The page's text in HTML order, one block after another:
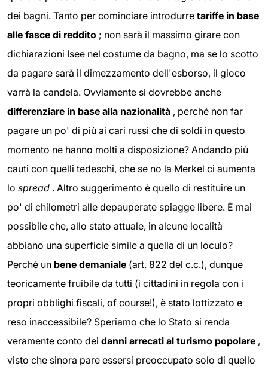
dei bagni. Tanto per cominciare introdurre tariffe in base
alle fasce di reddito ; non sarà il massimo girare con
dichiarazioni Isee nel costume da bagno, ma se lo scotto
da pagare sarà il dimezzamento dell'esborso, il gioco
varrà la candela. Ovviamente si dovrebbe anche
differenziare in base alla nazionalità , perché non far
pagare un po' di più ai cari russi che di soldi in questo
momento ne hanno molti a disposizione? Andando più
cauti con quelli tedeschi, che se no la Merkel ci aumenta
lo spread . Altro suggerimento è quello di restituire un
po' di chilometri alle depauperate spiagge libere. È mai
possibile che, allo stato attuale, in alcune località
abbiano una superficie simile a quella di un loculo?
Perché un bene demaniale (art. 822 del c.c.), dunque
teoricamente fruibile da tutti (i cittadini in regola con i
propri obblighi fiscali, of course!), è stato lottizzato e
reso inaccessibile? Speriamo che lo Stato si renda
veramente conto dei danni arrecati al turismo popolare ,
visto che sinora pare essersi preoccupato solo di quello